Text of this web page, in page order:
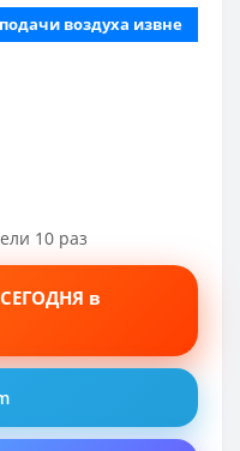
воздуха извне
10 раз
в